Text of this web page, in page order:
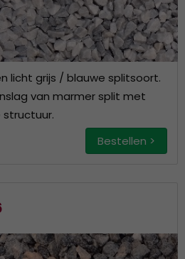
licht grijs / blauwe splitsoort.
van marmer split met
Bestellen >